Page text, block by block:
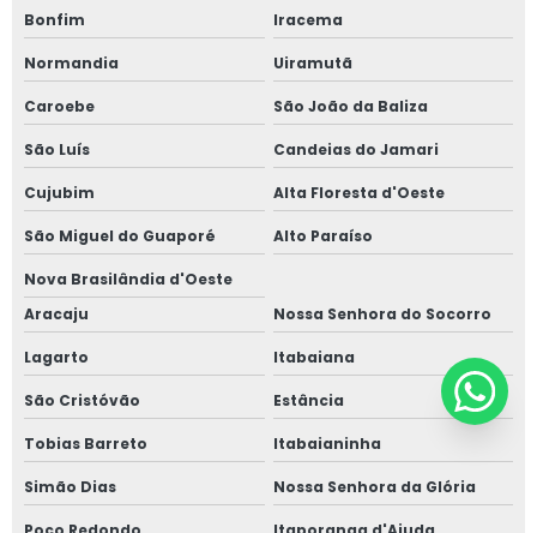
Bonfim Iracema
Normandia Uiramutã
Caroebe São João da Baliza
São Luís Candeias do Jamari
Cujubim Alta Floresta d'Oeste
São Miguel do Guaporé Alto Paraíso
Nova Brasilândia d'Oeste
Aracaju
Nossa Senhora do Socorro
Lagarto Itabaiana
São Cristóvão Estância
Tobias Barreto Itabaianinha
Simão Dias Nossa Senhora da Glória